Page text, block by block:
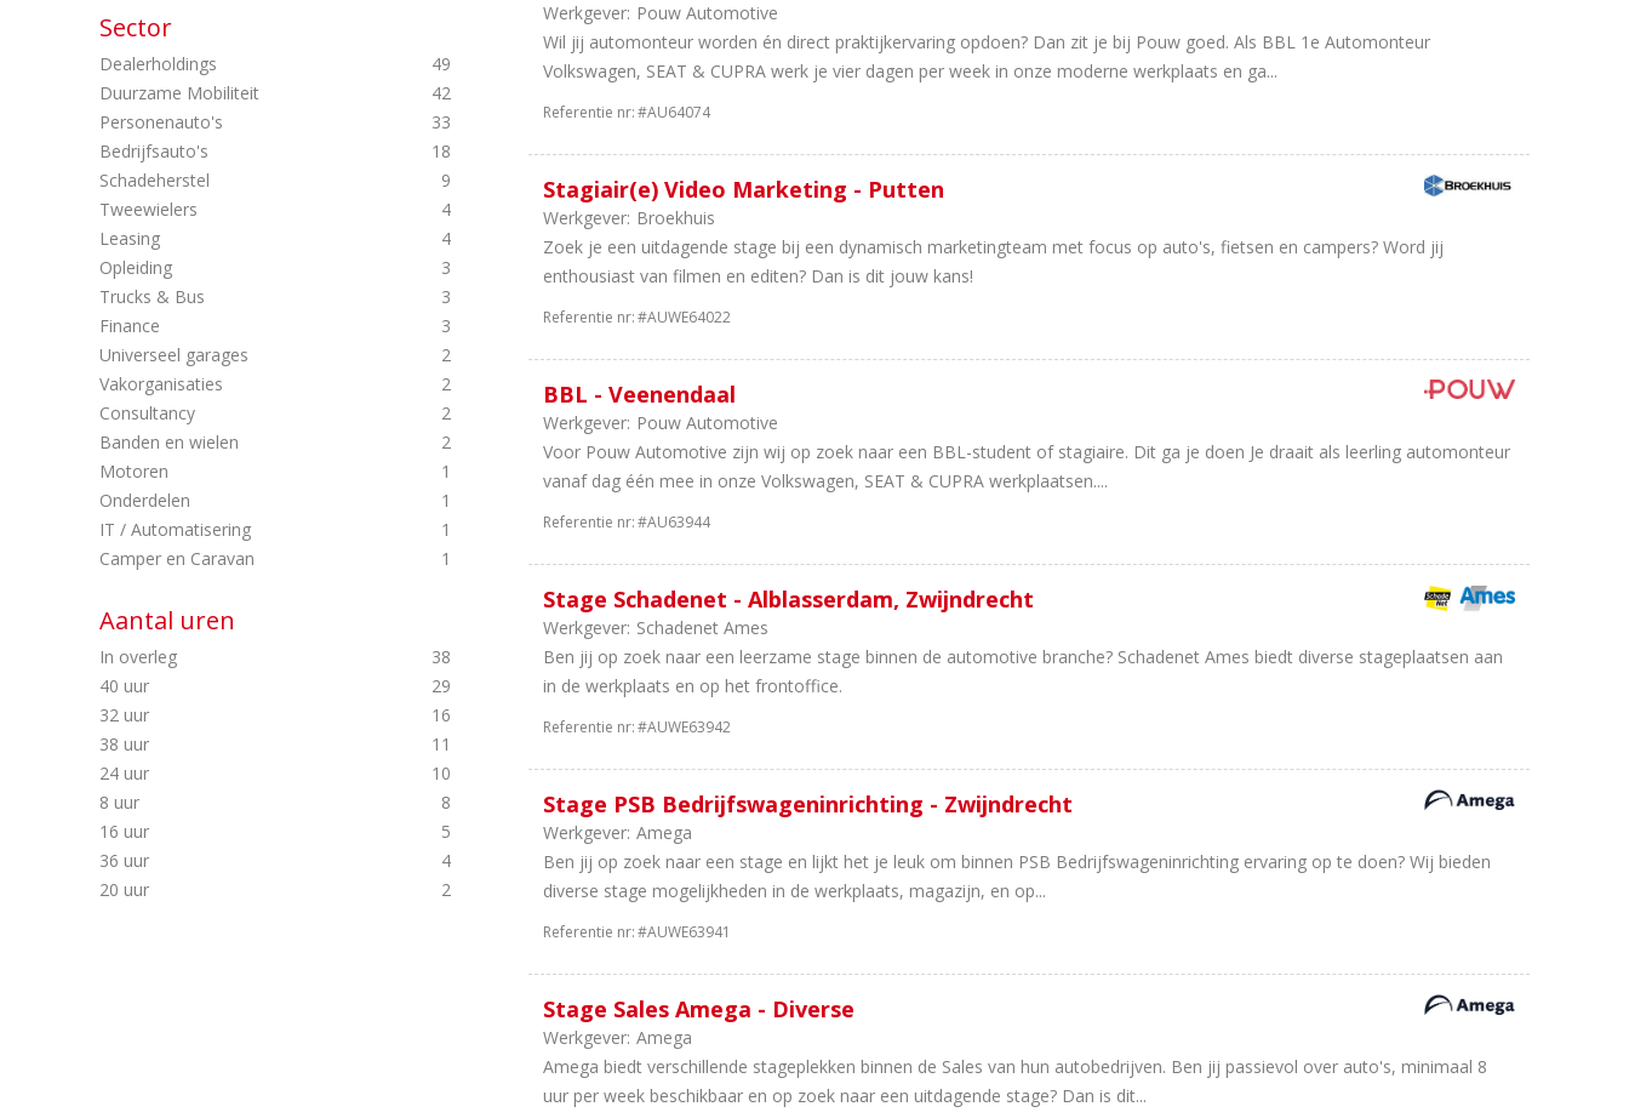
Sector
Dealerholdings
49
Duurzame Mobiliteit
42
Personenauto's
33
Bedrijfsauto's
18
Schadeherstel
9
Tweewielers
4
Leasing
4
Opleiding
3
Trucks & Bus
3
Finance
3
Universeel garages
2
Vakorganisaties
2
Consultancy
2
Banden en wielen
2
Motoren
1
Onderdelen
1
IT / Automatisering
1
Camper en Caravan
1
Aantal uren
In overleg
38
40 uur
29
32 uur
16
38 uur
11
24 uur
10
8 uur
8
16 uur
5
36 uur
4
20 uur
2
Werkgever: Pouw Automotive
Wil jij automonteur worden én direct praktijkervaring opdoen? Dan zit je bij Pouw goed. Als BBL 1e Automonteur
Volkswagen, SEAT & CUPRA werk je vier dagen per week in onze moderne werkplaats en ga...
Referentie nr:#AU64074
Stagiair(e) Video Marketing - Putten
Werkgever: Broekhuis
Zoek je een uitdagende stage bij een dynamisch marketingteam met focus op auto's, fietsen en campers? Word jij
enthousiast van filmen en editen? Dan is dit jouw kans!
Referentie nr:#AUWE64022
BBL - Veenendaal
Werkgever: Pouw Automotive
Voor Pouw Automotive zijn wij op zoek naar een BBL-student of stagiaire. Dit ga je doen Je draait als leerling automonteur
vanaf dag één mee in onze Volkswagen, SEAT & CUPRA werkplaatsen....
Referentie nr:#AU63944
Stage Schadenet - Alblasserdam, Zwijndrecht
Werkgever: Schadenet Ames
Ben jij op zoek naar een leerzame stage binnen de automotive branche? Schadenet Ames biedt diverse stageplaatsen aan
in de werkplaats en op het frontoffice.
Referentie nr:#AUWE63942
Stage PSB Bedrijfswageninrichting - Zwijndrecht
Werkgever: Amega
Ben jij op zoek naar een stage en lijkt het je leuk om binnen PSB Bedrijfswageninrichting ervaring op te doen? Wij bieden
diverse stage mogelijkheden in de werkplaats, magazijn, en op...
Referentie nr:#AUWE63941
Stage Sales Amega - Diverse
Werkgever: Amega
Amega biedt verschillende stageplekken binnen de Sales van hun autobedrijven. Ben jij passievol over auto's, minimaal 8
uur per week beschikbaar en op zoek naar een uitdagende stage? Dan is dit...